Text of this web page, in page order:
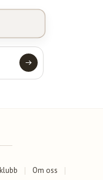
Om oss